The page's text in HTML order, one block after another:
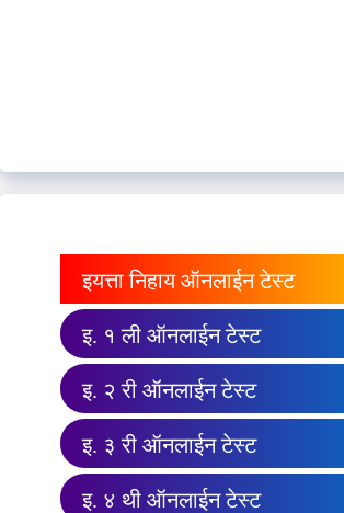
इयत्ता निहाय ऑनलाईन टेस्ट
इ. १ ली ऑनलाईन टेस्ट
इ. २ री ऑनलाईन टेस्ट
इ. ३ री ऑनलाईन टेस्ट
इ. ४ थी ऑनलाईन टेस्ट